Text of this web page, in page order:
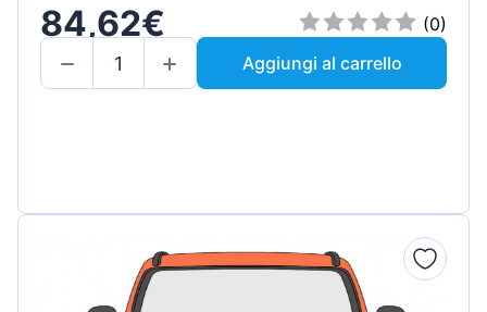
84,62€
(0)
Aggiungi al carrello